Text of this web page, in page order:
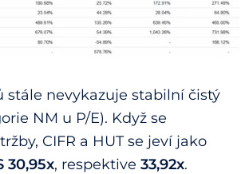
stále nevykazuje stabilní čistý
NM u P/E). Když se
CIFR a HUT se jeví jako
30,95x, respektive 33,92x.